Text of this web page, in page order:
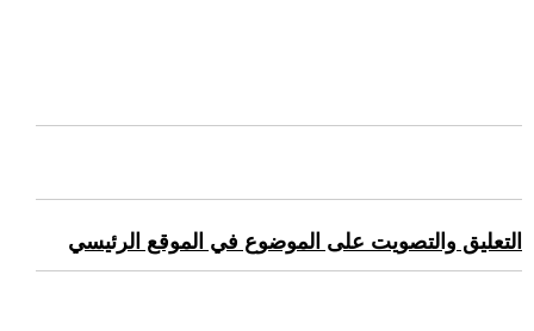
التعليق والتصويت على الموضوع في الموقع الرئيسي